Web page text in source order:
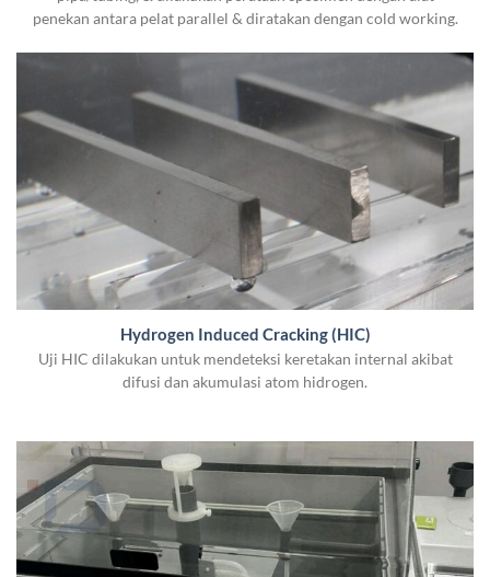
penekan antara pelat parallel & diratakan dengan cold working.
Hydrogen Induced Cracking (HIC)
Uji HIC dilakukan untuk mendeteksi keretakan internal akibat
difusi dan akumulasi atom hidrogen.